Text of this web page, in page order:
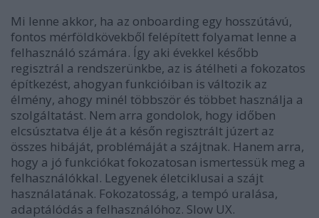
Mi lenne akkor, ha az onboarding egy hosszútávú,
fontos mérföldkövekből felépített folyamat lenne a
felhasználó számára. Így aki évekkel később
regisztrál a rendszerünkbe, az is átélheti a fokozatos
építkezést, ahogyan funkcióiban is változik az
élmény, ahogy minél többször és többet használja a
szolgáltatást. Nem arra gondolok, hogy időben
elcsúsztatva élje át a későn regisztrált júzert az
összes hibáját, problémáját a szájtnak. Hanem arra,
hogy a jó funkciókat fokozatosan ismertessük meg a
felhasználókkal. Legyenek életciklusai a szájt
használatának. Fokozatosság, a tempó uralása,
adaptálódás a felhasználóhoz. Slow UX.